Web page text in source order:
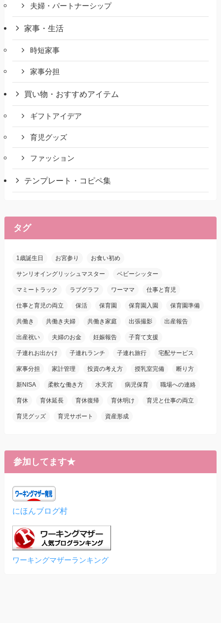
夫婦・パートナーシップ
家事・生活
時短家事
家事分担
買い物・おすすめアイテム
ギフトアイデア
育児グッズ
ファッション
テンプレート・コピペ集
タグ
1歳誕生日 お宮参り お食い初め
サンリオイングリッシュマスター ベビーシッター
マミートラック ラブグラフ ワーママ 仕事と育児
仕事と育児の両立 保活 保育園 保育園入園 保育園準備
共働き 共働き夫婦 共働き家庭 出張撮影 出産報告
出産祝い 夫婦のお金 妊娠報告 子育て支援
子連れお出かけ 子連れランチ 子連れ旅行 宅配サービス
家事分担 家計管理 投資の考え方 授乳室完備 断り方
新NISA 柔軟な働き方 水天宮 病児保育 職場への連絡
育休 育休延長 育休復帰 育休明け 育児と仕事の両立
育児グッズ 育児サポート 資産形成
参加してます★
にほんブログ村
ワーキングマザーランキング